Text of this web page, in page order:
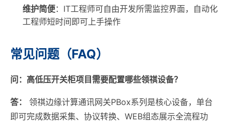
维护简便：IT工程师可自由开发所需监控界面，自动化
工程师短时间即可上手操作
常见问题（FAQ）
问：高低压开关柜项目需要配置哪些领祺设备？
答：
领祺边缘计算通讯网关PBox系列是核心设备，单台
即可完成数据采集、协议转换、WEB组态展示全流程功